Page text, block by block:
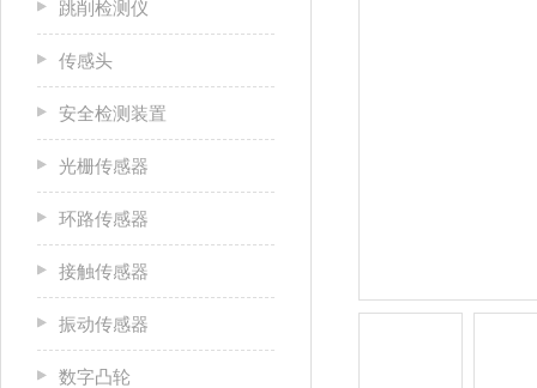
跳削检测仪
传感头
安全检测装置
光栅传感器
环路传感器
接触传感器
振动传感器
数字凸轮